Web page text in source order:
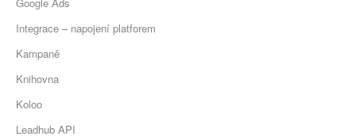
Integrace – napojení platforem
Kampaně
Knihovna
Koloo
Leadhub API